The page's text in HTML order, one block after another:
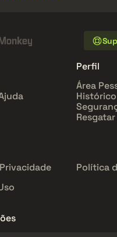
Perfil
Área
Política